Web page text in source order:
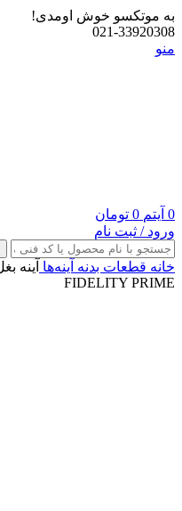
به موتکسو خوش اومدی!
021-33920308
منو
0 آیتم 0 تومان
ورود / ثبت نام
خانه قطعات بدنه آینه‌ها
FIDELITY PRIME